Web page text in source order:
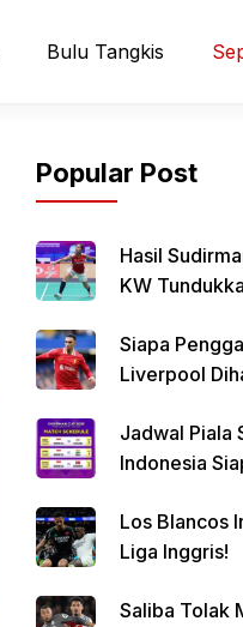
Bulu Tangkis
Popular Post
Hasil
KW
Siapa
Liverpool
Jadwal Piala
Indonesia
Los Blancos
Liga Inggris!
Saliba Tolak